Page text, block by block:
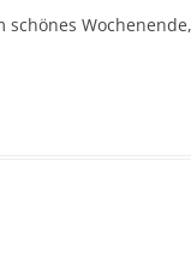
Wochenende,